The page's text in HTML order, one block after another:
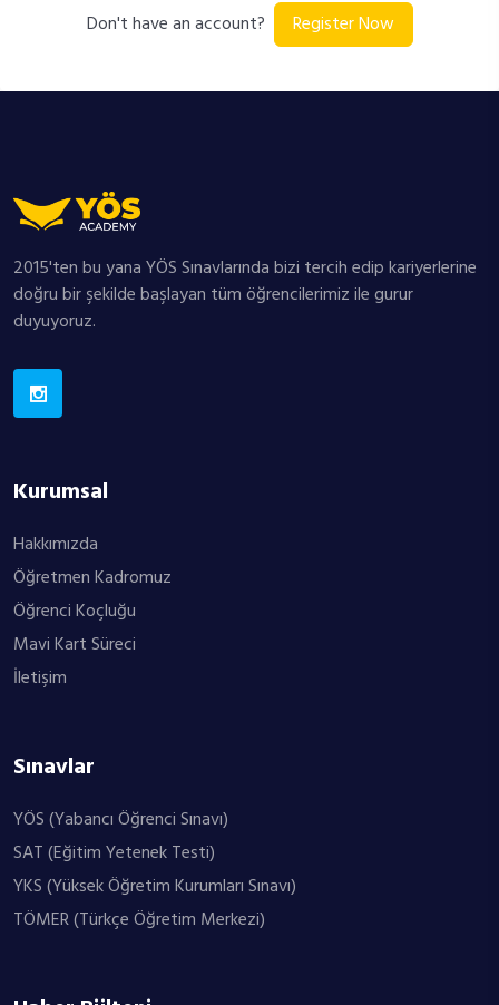
Don't have an account? Register Now
2015'ten bu yana YÖS Sınavlarında bizi tercih edip kariyerlerine
doğru bir şekilde başlayan tüm öğrencilerimiz ile gurur
duyuyoruz.
Kurumsal
Hakkımızda
Öğretmen Kadromuz
Öğrenci Koçluğu
Mavi Kart Süreci
İletişim
Sınavlar
YÖS (Yabancı Öğrenci Sınavı)
SAT (Eğitim Yetenek Testi)
YKS (Yüksek Öğretim Kurumları Sınavı)
TÖMER (Türkçe Öğretim Merkezi)